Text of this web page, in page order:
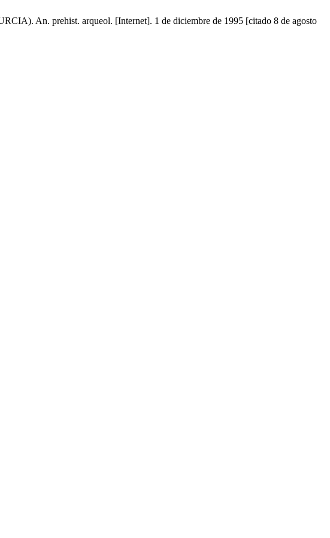
An. prehist. arqueol. [Internet]. 1 de diciembre de 1995 [citado 8 de agosto